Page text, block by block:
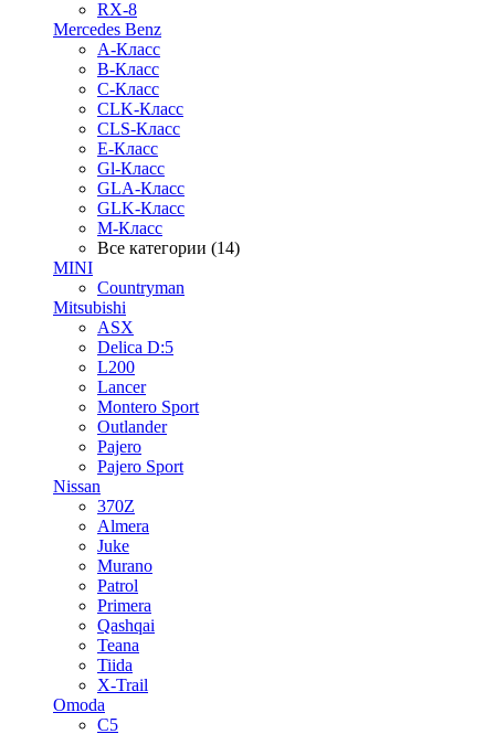
RX-8
Mercedes Benz
A-Класс
B-Класс
C-Класс
CLK-Класс
CLS-Класс
E-Класс
Gl-Класс
GLA-Класс
GLK-Класс
M-Класс
Все категории (14)
MINI
Countryman
Mitsubishi
ASX
Delica D:5
L200
Lancer
Montero Sport
Outlander
Pajero
Pajero Sport
Nissan
370Z
Almera
Juke
Murano
Patrol
Primera
Qashqai
Teana
Tiida
X-Trail
Omoda
C5